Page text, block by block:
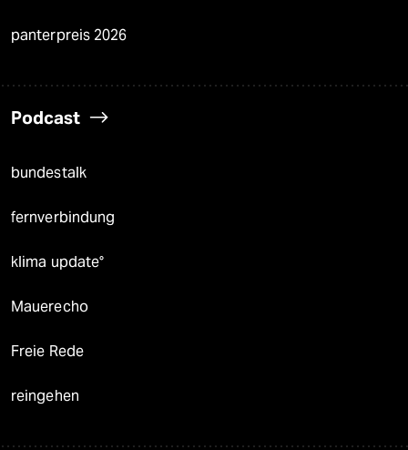
panterpreis 2026
Podcast
bundestalk
fernverbindung
klima update°
Mauerecho
Freie Rede
reingehen